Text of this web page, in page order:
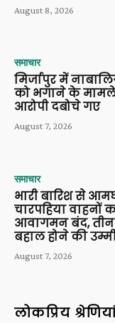
August 8, 2026
समाचार
मिर्जापुर में
को भगाने के मामले
आरोपी दबोचे गए
August 7, 2026
समाचार
भारी बारिश से
चारपहिया वाहनों
आवागमन बंद, तीन
बहाल होने की
August 7, 2026
लोकप्रिय